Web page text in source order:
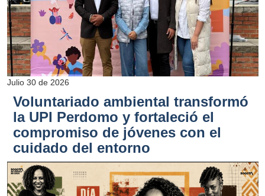
Julio 30 de 2026
Voluntariado ambiental transformó
la UPI Perdomo y fortaleció el
compromiso de jóvenes con el
cuidado del entorno